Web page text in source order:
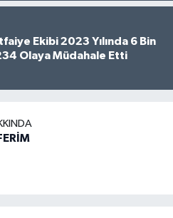
İtfaiye Ekibi 2023 Yılında 6 Bin
Olaya Müdahale Etti